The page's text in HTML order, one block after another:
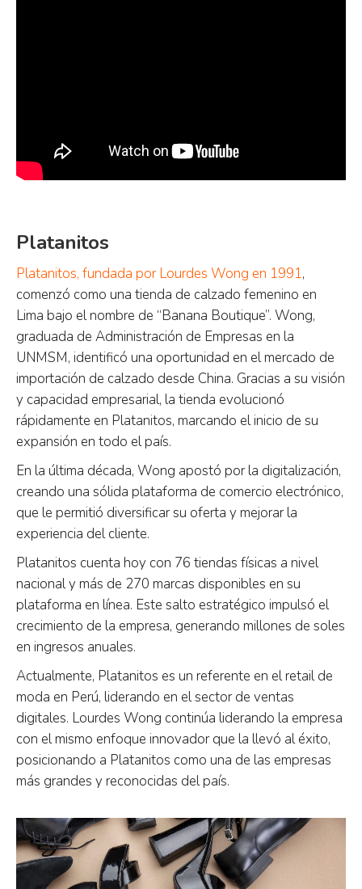
Platanitos
Platanitos, fundada por Lourdes Wong en 1991,
comenzó como una tienda de calzado femenino en
Lima bajo el nombre de “Banana Boutique”. Wong,
graduada de Administración de Empresas en la
UNMSM, identificó una oportunidad en el mercado de
importación de calzado desde China. Gracias a su visión
y capacidad empresarial, la tienda evolucionó
rápidamente en Platanitos, marcando el inicio de su
expansión en todo el país.
En la última década, Wong apostó por la digitalización,
creando una sólida plataforma de comercio electrónico,
que le permitió diversificar su oferta y mejorar la
experiencia del cliente.
Platanitos cuenta hoy con 76 tiendas físicas a nivel
nacional y más de 270 marcas disponibles en su
plataforma en línea. Este salto estratégico impulsó el
crecimiento de la empresa, generando millones de soles
en ingresos anuales.
Actualmente, Platanitos es un referente en el retail de
moda en Perú, liderando en el sector de ventas
digitales. Lourdes Wong continúa liderando la empresa
con el mismo enfoque innovador que la llevó al éxito,
posicionando a Platanitos como una de las empresas
más grandes y reconocidas del país.